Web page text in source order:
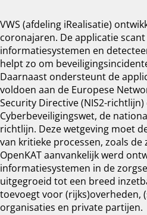
VWS (afdeling iRealisatie)
coronajaren. De applicatie
informatiesystemen en
helpt zo om
Daarnaast ondersteunt de
voldoen aan de Europese
Security Directive (NIS2-richtlijn)
Cyberbeveiligingswet, de
richtlijn. Deze wetgeving moet
van kritieke processen, zoals de
OpenKAT aanvankelijk werd
informatiesystemen in de
uitgegroeid tot een breed
toevoegt voor (rijks)overheden,
organisaties en private partijen.